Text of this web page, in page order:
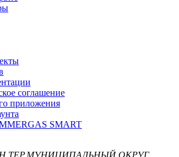
соглашение
приложения
SMART
ВН.ТЕР.МУНИЦИПАЛЬНЫЙ ОКРУГ